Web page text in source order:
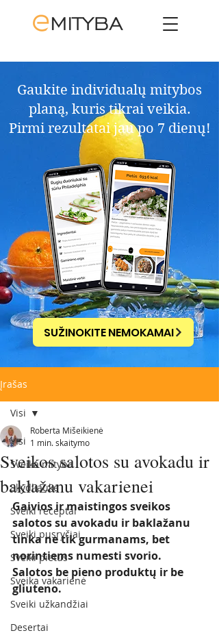
Gaukite individualų mitybos
planą, kuris tikrai veikia.​
Pirmi rezultatai jau po 7 dienų!
SUŽINOKITE NEMOKAMAI
Įrašas
Visi
Sveika mityba
Skydliaukė
Sveiki receptai
Sveiki pusryčiai
Sveiki pietūs
Sveika vakarienė
Sveiki užkandžiai
Desertai
Visi
Sveikos salotos su avokadu ir
baklažanu vakarienei
Roberta Mišeikienė
1 min. skaitymo
Gaivios ir maistingos sveikos
salotos su avokadu ir baklažanu
tinka ne tik gurmanams, bet
norintiems numesti svorio.
Salotos be pieno produktų ir be
gliuteno.